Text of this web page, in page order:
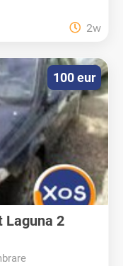
2w
Laguna 2
100 eur